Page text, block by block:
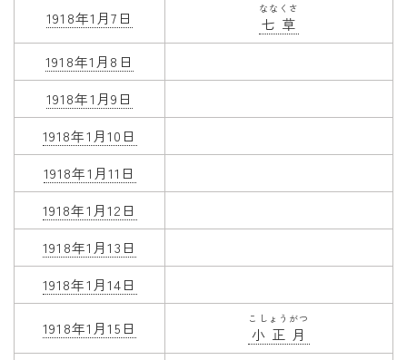
1918年1月7日 七草
ななくさ
1918年1月8日
1918年1月9日
1918年1月10日
1918年1月11日
1918年1月12日
1918年1月13日
1918年1月14日
1918年1月15日 小正月
こしょうがつ